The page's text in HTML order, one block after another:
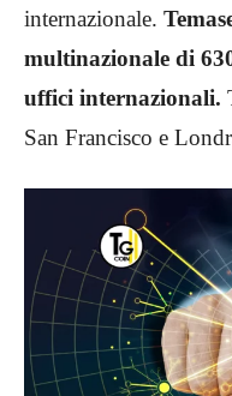
internazionale.
multinazionale di
uffici internazionali.
San Francisco e